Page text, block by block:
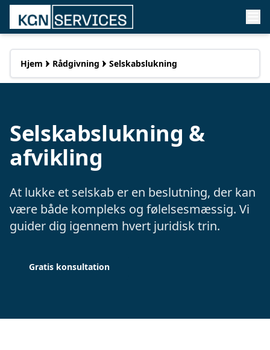
Hjem Rådgivning Selskabslukning
Selskabslukning &
afvikling
At lukke et selskab er en beslutning, der kan
være både kompleks og følelsesmæssig. Vi
guider dig igennem hvert juridisk trin.
Gratis konsultation